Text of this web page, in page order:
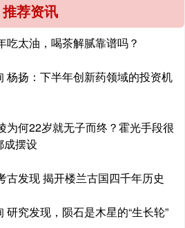
推荐资讯
吃太油，喝茶解腻靠谱吗？
杨扬：下半年创新药领域的投资机
为何22岁就无子而终？霍光手段很
成摆设
古发现 揭开楼兰古国四千年历史
研究发现，陨石是木星的“生长轮”